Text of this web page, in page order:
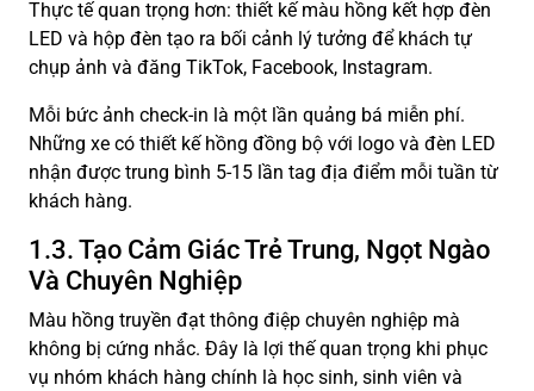
Thực tế quan trọng hơn: thiết kế màu hồng kết hợp đèn
LED và hộp đèn tạo ra bối cảnh lý tưởng để khách tự
chụp ảnh và đăng TikTok, Facebook, Instagram.
Mỗi bức ảnh check-in là một lần quảng bá miễn phí.
Những xe có thiết kế hồng đồng bộ với logo và đèn LED
nhận được trung bình 5-15 lần tag địa điểm mỗi tuần từ
khách hàng.
1.3. Tạo Cảm Giác Trẻ Trung, Ngọt Ngào
Và Chuyên Nghiệp
Màu hồng truyền đạt thông điệp chuyên nghiệp mà
không bị cứng nhắc. Đây là lợi thế quan trọng khi phục
vụ nhóm khách hàng chính là học sinh, sinh viên và